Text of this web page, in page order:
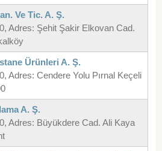
Ve Tic. A. Ş.
Adres: Şehit Şakir Elkovan Cad.
Ürünleri A. Ş.
Adres: Cendere Yolu Pırnal Keçeli
A. Ş.
Adres: Büyükdere Cad. Ali Kaya